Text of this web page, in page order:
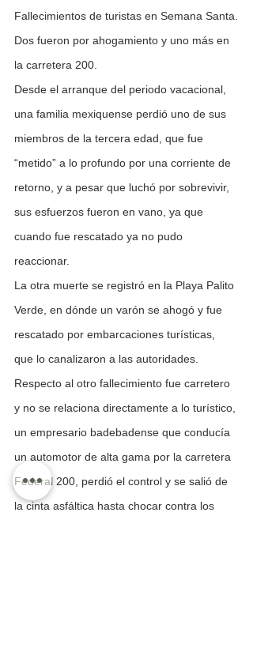
Fallecimientos de turistas en Semana Santa.
Dos fueron por ahogamiento y uno más en
la carretera 200.
Desde el arranque del periodo vacacional,
una familia mexiquense perdió uno de sus
miembros de la tercera edad, que fue
“metido” a lo profundo por una corriente de
retorno, y a pesar que luchó por sobrevivir,
sus esfuerzos fueron en vano, ya que
cuando fue rescatado ya no pudo
reaccionar.
La otra muerte se registró en la Playa Palito
Verde, en dónde un varón se ahogó y fue
rescatado por embarcaciones turísticas,
que lo canalizaron a las autoridades.
Respecto al otro fallecimiento fue carretero
y no se relaciona directamente a lo turístico,
un empresario badebadense que conducía
un automotor de alta gama por la carretera
Federal 200, perdió el control y se salió de
la cinta asfáltica hasta chocar contra los